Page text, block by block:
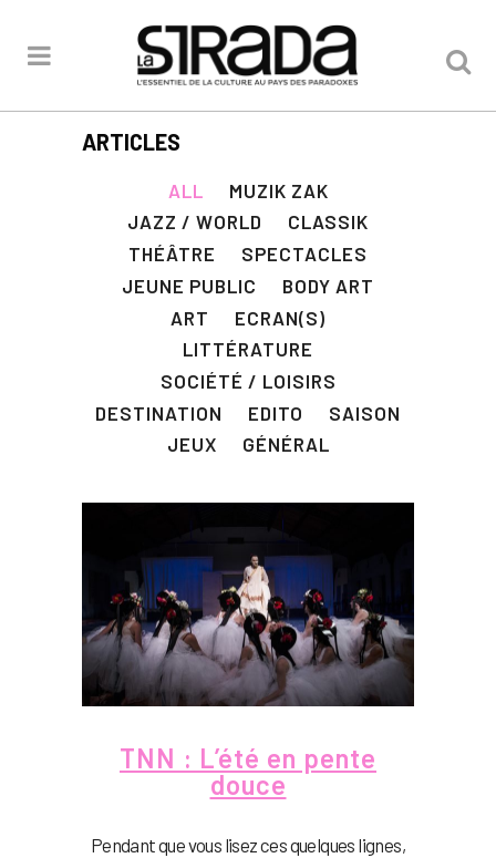
ARTICLES
ALL
MUZIK ZAK
JAZZ / WORLD
CLASSIK
THÉÂTRE
SPECTACLES
JEUNE PUBLIC
BODY ART
ART
ECRAN(S)
LITTÉRATURE
SOCIÉTÉ / LOISIRS
DESTINATION
EDITO
SAISON
JEUX
GÉNÉRAL
TNN : L’été en pente
douce
Pendant que vous lisez ces quelques lignes,